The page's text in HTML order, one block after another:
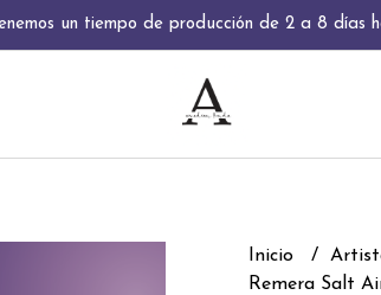
un tiempo de producción de 2 a 8 días
Inicio
Remera Salt